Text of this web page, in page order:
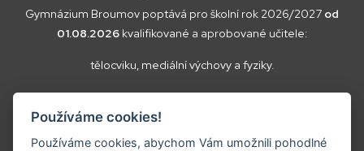
Gymnázium Broumov poptává pro školní rok 2026/2027 od
01.08.2026 kvalifikované a aprobované učitele:
tělocviku, mediální výchovy a fyziky.
Vaše doplňující dotazy k poptávce a případné nabídky zasílejte
prosím nareditel@gybroumov.cz
Používáme cookies!
Používáme cookies, abychom Vám umožnili pohodlné